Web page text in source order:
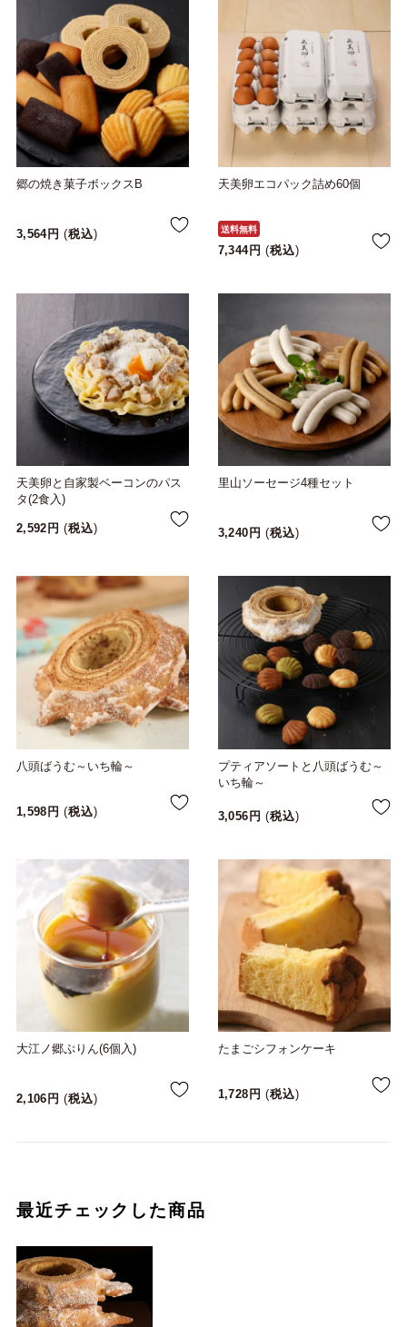
郷の焼き菓子ボックスB
3,564 税込
天美卵エコパック詰め60個
送料無料
7,344 税込
天美卵と自家製ベーコンのパス
タ(2食入)
2,592 税込
里山ソーセージ4種セット
3,240 税込
八頭ばうむ～いち輪～
1,598 税込
プティアソートと八頭ばうむ～
いち輪～
3,056 税込
大江ノ郷ぷりん(6個入)
2,106 税込
たまごシフォンケーキ
1,728 税込
最近チェックした商品